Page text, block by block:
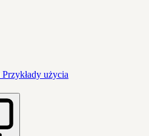
Przykłady użycia